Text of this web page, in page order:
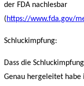
der FDA nachlesbar
(https://www.fda.gov/
Schluckimpfung:
Dass die
Genau hergeleitet habe